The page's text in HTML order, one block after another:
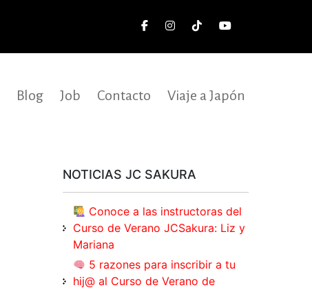
Blog Job Contacto Viaje a Japón
NOTICIAS JC SAKURA
Conoce a las instructoras del
Curso de Verano JCSakura: Liz y
Mariana
5 razones para inscribir a tu
hij@ al Curso de Verano de